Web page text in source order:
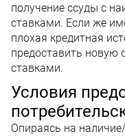
получение ссуды с
ставками. Если же
плохая кредитная
предоставить новую
ставками.
Условия
Опираясь на